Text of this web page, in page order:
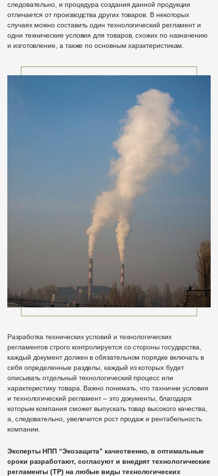
следовательно, и процедура создания данной продукции
отличается от производства других товаров. В некоторых
случаях можно составить один технологический регламент и
одни технические условия для товаров, схожих по назначению
и изготовление, а также по основным характеристикам.
Разработка технических условий и технологических
регламентов строго контролируется со стороны государства,
каждый документ должен в обязательном порядке включать в
себя определенные разделы, каждый из которых будет
описывать отдельный технологический процесс или
характеристику товара. Важно понимать, что тахнични условия
и технологический регламент – это документы, благодаря
которым компания сможет выпускать товар высокого качества,
а, следовательно, увеличится рост продаж и рентабельность
компании.
Эксперты НПП “Экозащита” качественно, в оптимальные
сроки разработают, согласуют и внедрят технологические
регламенты (ТР) на любые виды технологических